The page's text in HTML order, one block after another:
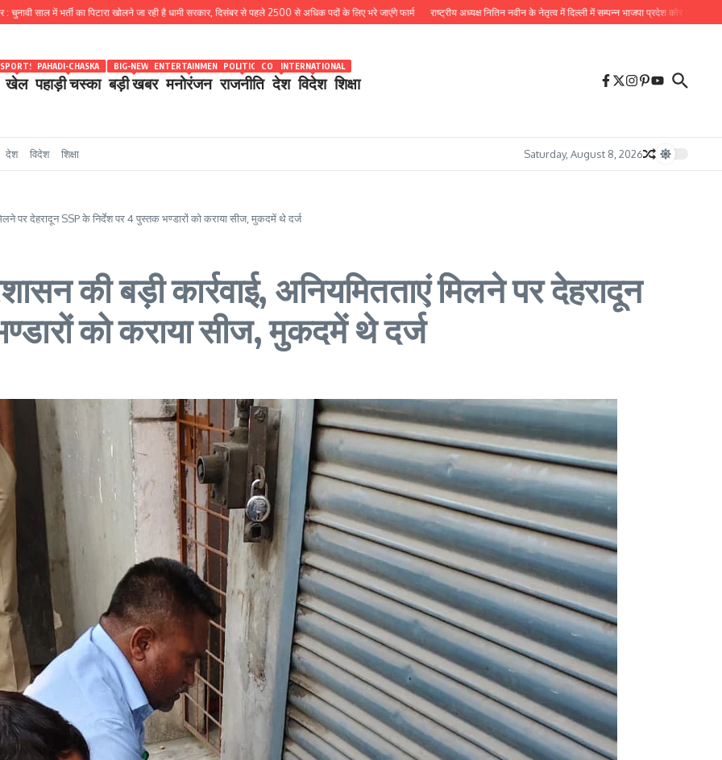
भर्ती का पिटारा खोलने जा रही है धामी सरकार, दिसंबर से पहले 2500 से अधिक पदों के लिए भरे जाएंगे फार्म राष्ट्रीय अध्यक्ष नितिन नवीन के नेतृत्व में दिल्ली में सम्पन्न भाजपा प्रदेश कोर कमेटी की बैठक में लिये
खेल
SPORTS
पहाड़ी चस्का
PAHADI-CHASKA
बड़ी खबर
BIG-NEWS
मनोरंजन
ENTERTAINMENT
राजनीति
POLITICS
देश
COUNTRY
विदेश
INTERNATIONAL
शिक्षा
देश विदेश शिक्षा Saturday, August 8, 2026
पर देहरादून SSP के निर्देश पर 4 पुस्तक भण्डारों को कराया सीज, मुकदमें थे दर्ज
की बड़ी कार्रवाई, अनियमितताएं मिलने पर देहरादून
को कराया सीज, मुकदमें थे दर्ज